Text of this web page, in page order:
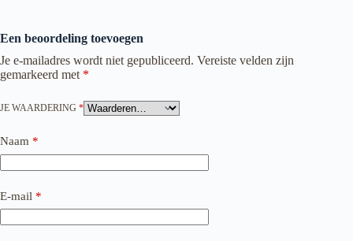
Een beoordeling toevoegen
Je e-mailadres wordt niet gepubliceerd. Vereiste velden zijn
gemarkeerd met *
JE WAARDERING *
Naam *
E-mail *